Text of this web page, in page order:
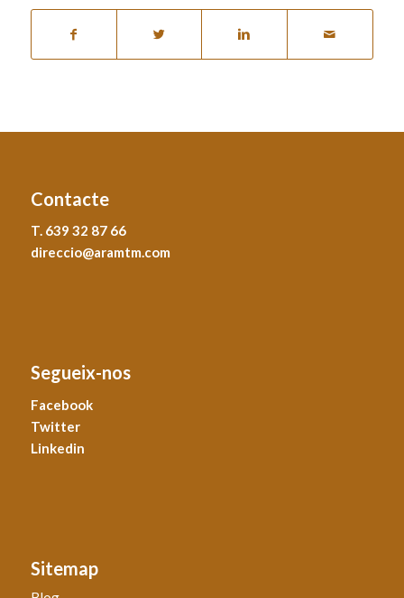
Contacte
T. 639 32 87 66
direccio@aramtm.com
Segueix-nos
Facebook
Twitter
Linkedin
Sitemap